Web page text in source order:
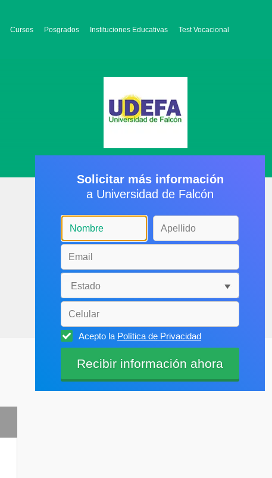
Cursos Posgrados Instituciones Educativas Test Vocacional
Solicitar más información
a Universidad de Falcón
Acepto la Política de Privacidad